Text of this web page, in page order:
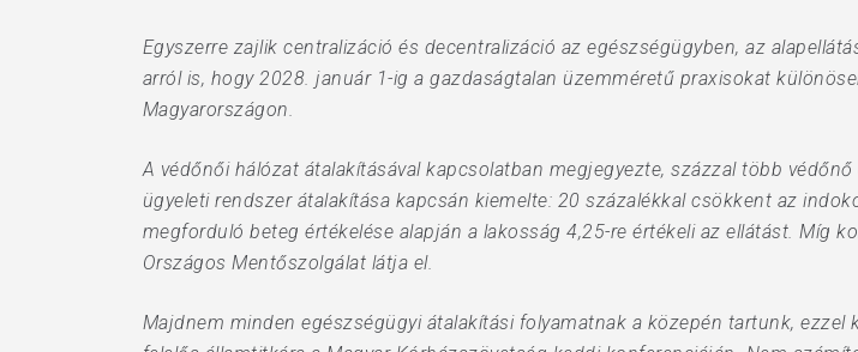
Egyszerre zajlik centralizáció és decentralizáció az egészségügyben, az
arról is, hogy 2028. január 1-ig a gazdaságtalan üzemméretű praxisokat
Magyarországon.
A védőnői hálózat átalakításával kapcsolatban megjegyezte, százzal több
ügyeleti rendszer átalakítása kapcsán kiemelte: 20 százalékkal csökkent az
megforduló beteg értékelése alapján a lakosság 4,25-re értékeli az ellátást. Míg
Országos Mentőszolgálat látja el.
Majdnem minden egészségügyi átalakítási folyamatnak a közepén tartunk,